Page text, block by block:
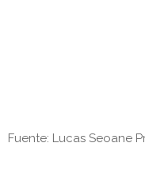
Fuente: Lucas Seoane